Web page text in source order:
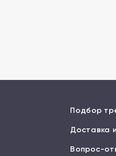
Подбор
Доставка
Вопрос-